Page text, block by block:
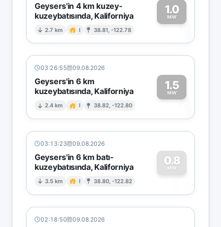
Geysers'in 4 km kuzey-
kuzeybatısında, Kaliforniya
2.7 km I 38.81, -122.78
1.0
MW1
03:26:55 09.08.2026
Geysers'in 6 km
kuzeybatısında, Kaliforniya
2.4 km I 38.82, -122.80
1.5
MW1
03:13:23 09.08.2026
Geysers'in 6 km batı-
kuzeybatısında, Kaliforniya
3.5 km I 38.80, -122.82
0.8
MW
0
02:18:50 09.08.2026